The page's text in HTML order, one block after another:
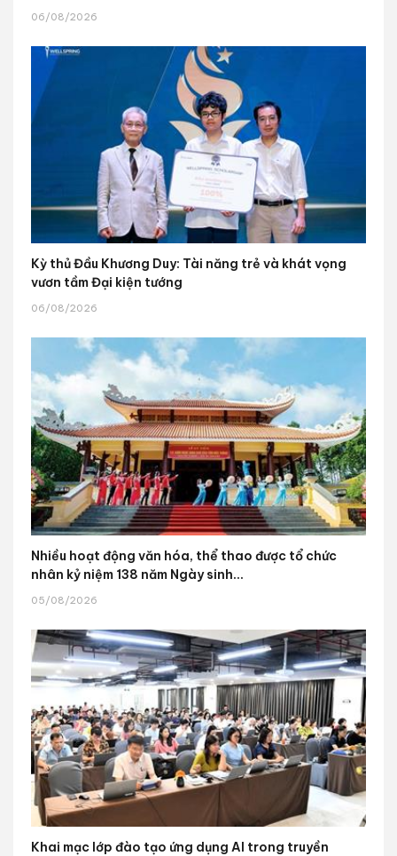
06/08/2026
Kỳ thủ Đầu Khương Duy: Tài năng trẻ và khát vọng
vươn tầm Đại kiện tướng
06/08/2026
Nhiều hoạt động văn hóa, thể thao được tổ chức
nhân kỷ niệm 138 năm Ngày sinh...
05/08/2026
Khai mạc lớp đào tạo ứng dụng AI trong truyền